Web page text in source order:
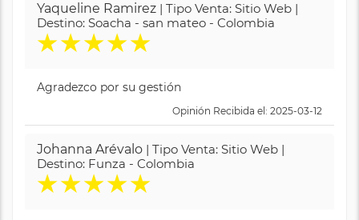
Yaqueline Ramirez | Tipo Venta: Sitio Web |
Destino: Soacha - san mateo - Colombia
★★★★★
Agradezco por su gestión
Opinión Recibida el: 2025-03-12
Johanna Arévalo | Tipo Venta: Sitio Web |
Destino: Funza - Colombia
★★★★★